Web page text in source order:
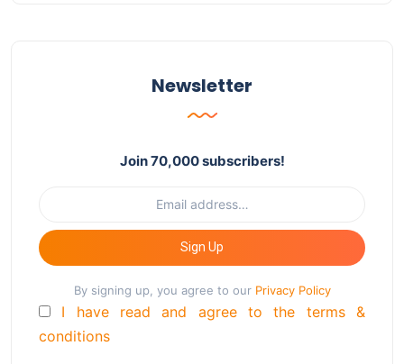
Newsletter
Join 70,000 subscribers!
Sign Up
By signing up, you agree to our Privacy Policy
I have read and agree to the terms &
conditions